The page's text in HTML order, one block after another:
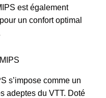
est également
un confort optimal
s’impose comme un
adeptes du VTT. Doté